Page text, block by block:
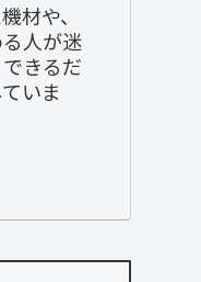
材や、
人が迷
きるだ
いま